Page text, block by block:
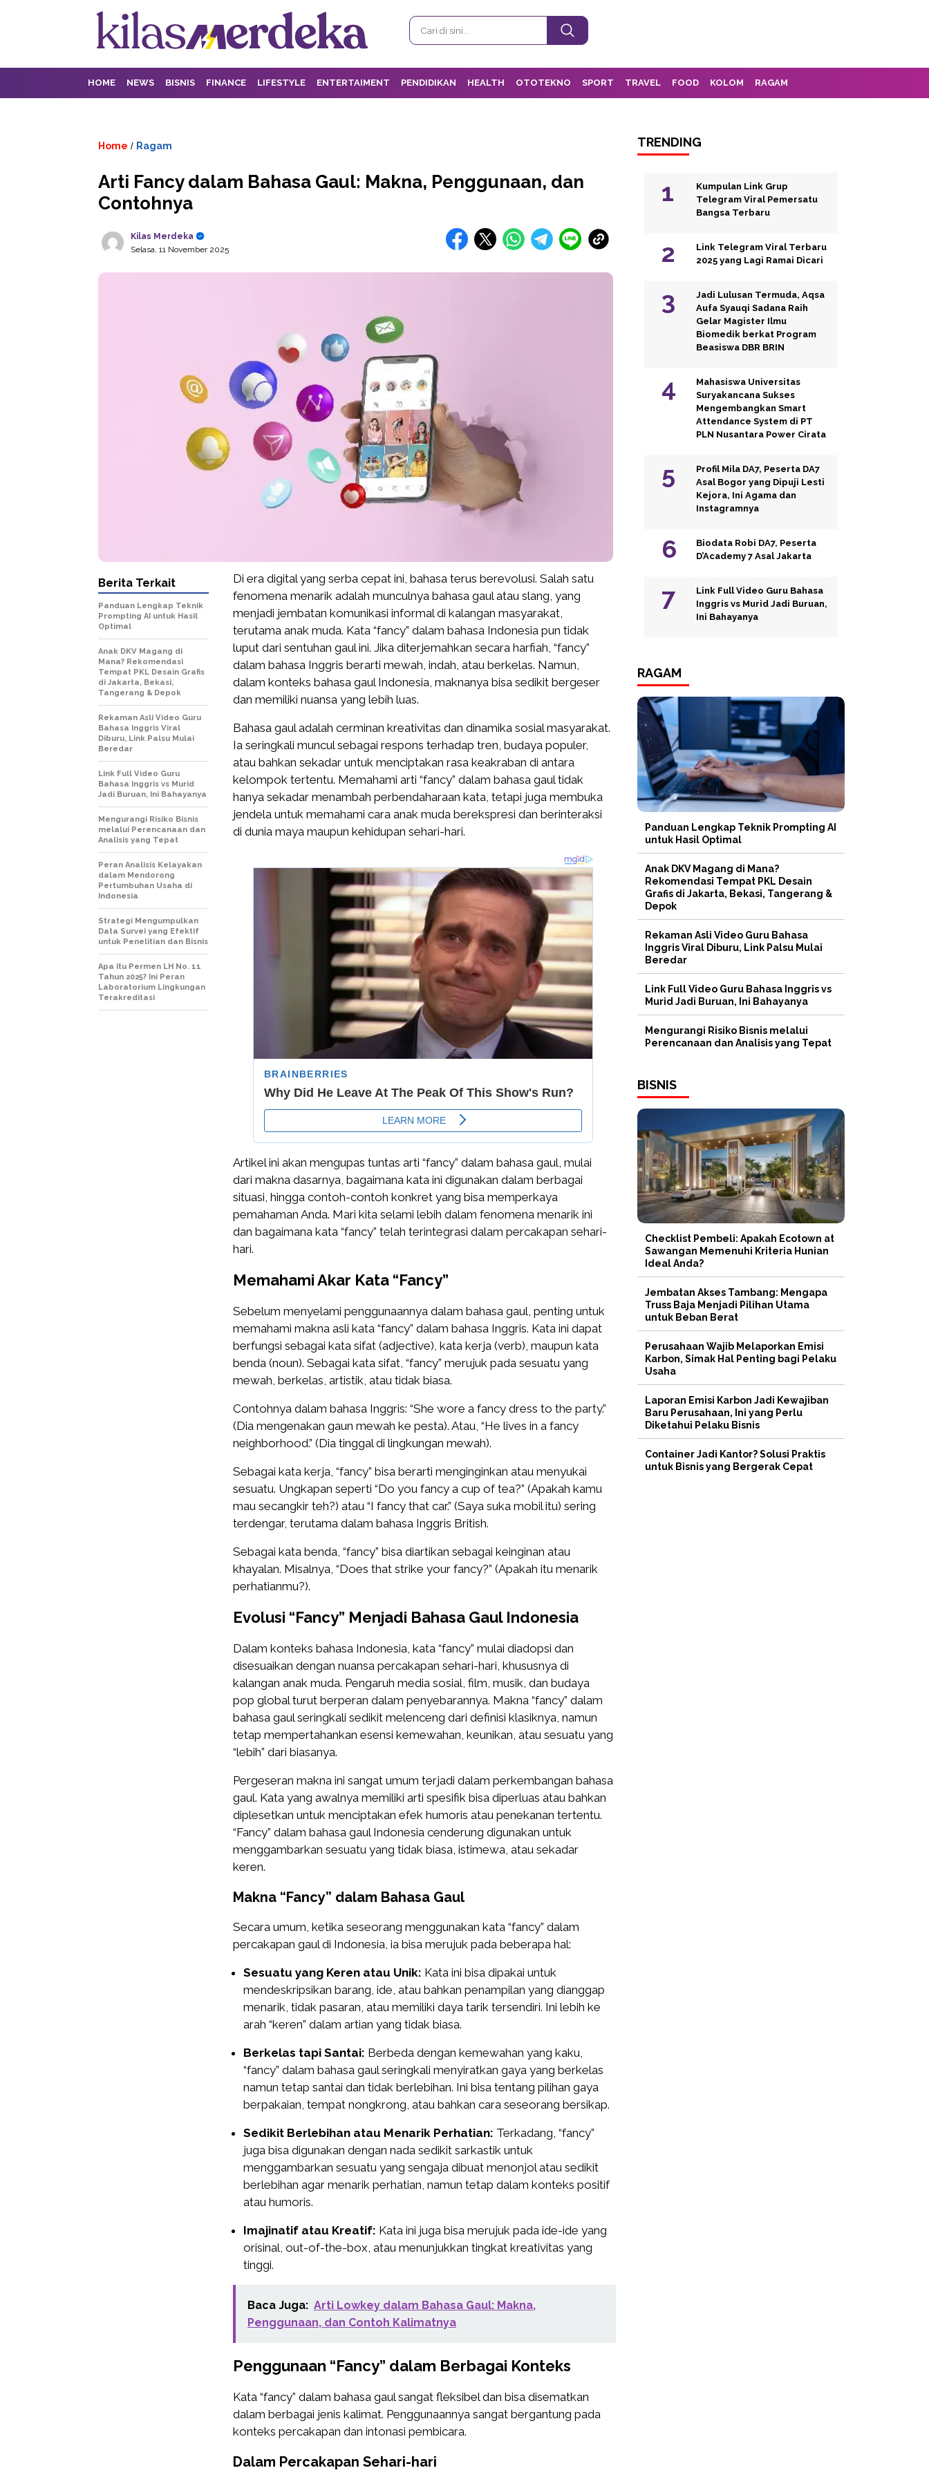
HOME NEWS BISNIS FINANCE LIFESTYLE ENTERTAIMENT PENDIDIKAN HEALTH OTOTEKNO SPORT TRAVEL FOOD KOLOM RAGAM
Home / Ragam
Arti Fancy dalam Bahasa Gaul: Makna, Penggunaan, dan
Contohnya
Kilas Merdeka
Selasa, 11 November 2025
Di era digital yang serba cepat ini, bahasa terus berevolusi. Salah satu
fenomena menarik adalah munculnya bahasa gaul atau slang, yang
menjadi jembatan komunikasi informal di kalangan masyarakat,
terutama anak muda. Kata “fancy” dalam bahasa Indonesia pun tidak
luput dari sentuhan gaul ini. Jika diterjemahkan secara harfiah, “fancy”
dalam bahasa Inggris berarti mewah, indah, atau berkelas. Namun,
dalam konteks bahasa gaul Indonesia, maknanya bisa sedikit bergeser
dan memiliki nuansa yang lebih luas.
Bahasa gaul adalah cerminan kreativitas dan dinamika sosial masyarakat.
Ia seringkali muncul sebagai respons terhadap tren, budaya populer,
atau bahkan sekadar untuk menciptakan rasa keakraban di antara
kelompok tertentu. Memahami arti “fancy” dalam bahasa gaul tidak
hanya sekadar menambah perbendaharaan kata, tetapi juga membuka
jendela untuk memahami cara anak muda berekspresi dan berinteraksi
di dunia maya maupun kehidupan sehari-hari.
Artikel ini akan mengupas tuntas arti “fancy” dalam bahasa gaul, mulai
dari makna dasarnya, bagaimana kata ini digunakan dalam berbagai
situasi, hingga contoh-contoh konkret yang bisa memperkaya
pemahaman Anda. Mari kita selami lebih dalam fenomena menarik ini
dan bagaimana kata “fancy” telah terintegrasi dalam percakapan sehari-
hari.
Memahami Akar Kata “Fancy”
Sebelum menyelami penggunaannya dalam bahasa gaul, penting untuk
memahami makna asli kata “fancy” dalam bahasa Inggris. Kata ini dapat
berfungsi sebagai kata sifat (adjective), kata kerja (verb), maupun kata
benda (noun). Sebagai kata sifat, “fancy” merujuk pada sesuatu yang
mewah, berkelas, artistik, atau tidak biasa.
Contohnya dalam bahasa Inggris: “She wore a fancy dress to the party.”
(Dia mengenakan gaun mewah ke pesta). Atau, “He lives in a fancy
neighborhood.” (Dia tinggal di lingkungan mewah).
Sebagai kata kerja, “fancy” bisa berarti menginginkan atau menyukai
sesuatu. Ungkapan seperti “Do you fancy a cup of tea?” (Apakah kamu
mau secangkir teh?) atau “I fancy that car.” (Saya suka mobil itu) sering
terdengar, terutama dalam bahasa Inggris British.
Sebagai kata benda, “fancy” bisa diartikan sebagai keinginan atau
khayalan. Misalnya, “Does that strike your fancy?” (Apakah itu menarik
perhatianmu?).
Evolusi “Fancy” Menjadi Bahasa Gaul Indonesia
Dalam konteks bahasa Indonesia, kata “fancy” mulai diadopsi dan
disesuaikan dengan nuansa percakapan sehari-hari, khususnya di
kalangan anak muda. Pengaruh media sosial, film, musik, dan budaya
pop global turut berperan dalam penyebarannya. Makna “fancy” dalam
bahasa gaul seringkali sedikit melenceng dari definisi klasiknya, namun
tetap mempertahankan esensi kemewahan, keunikan, atau sesuatu yang
“lebih” dari biasanya.
Pergeseran makna ini sangat umum terjadi dalam perkembangan bahasa
gaul. Kata yang awalnya memiliki arti spesifik bisa diperluas atau bahkan
diplesetkan untuk menciptakan efek humoris atau penekanan tertentu.
“Fancy” dalam bahasa gaul Indonesia cenderung digunakan untuk
menggambarkan sesuatu yang tidak biasa, istimewa, atau sekadar
keren.
Makna “Fancy” dalam Bahasa Gaul
Secara umum, ketika seseorang menggunakan kata “fancy” dalam
percakapan gaul di Indonesia, ia bisa merujuk pada beberapa hal:
Sesuatu yang Keren atau Unik: Kata ini bisa dipakai untuk
mendeskripsikan barang, ide, atau bahkan penampilan yang dianggap
menarik, tidak pasaran, atau memiliki daya tarik tersendiri. Ini lebih ke
arah “keren” dalam artian yang tidak biasa.
Berkelas tapi Santai: Berbeda dengan kemewahan yang kaku,
“fancy” dalam bahasa gaul seringkali menyiratkan gaya yang berkelas
namun tetap santai dan tidak berlebihan. Ini bisa tentang pilihan gaya
berpakaian, tempat nongkrong, atau bahkan cara seseorang bersikap.
Sedikit Berlebihan atau Menarik Perhatian: Terkadang, “fancy”
juga bisa digunakan dengan nada sedikit sarkastik untuk
menggambarkan sesuatu yang sengaja dibuat menonjol atau sedikit
berlebihan agar menarik perhatian, namun tetap dalam konteks positif
atau humoris.
Imajinatif atau Kreatif: Kata ini juga bisa merujuk pada ide-ide yang
orisinal, out-of-the-box, atau menunjukkan tingkat kreativitas yang
tinggi.
Baca Juga: Arti Lowkey dalam Bahasa Gaul: Makna,
Penggunaan, dan Contoh Kalimatnya
Penggunaan “Fancy” dalam Berbagai Konteks
Kata “fancy” dalam bahasa gaul sangat fleksibel dan bisa disematkan
dalam berbagai jenis kalimat. Penggunaannya sangat bergantung pada
konteks percakapan dan intonasi pembicara.
Dalam Percakapan Sehari-hari
Berita Terkait
Panduan Lengkap Teknik
Prompting AI untuk Hasil
Optimal
Anak DKV Magang di
Mana? Rekomendasi
Tempat PKL Desain Grafis
di Jakarta, Bekasi,
Tangerang & Depok
Rekaman Asli Video Guru
Bahasa Inggris Viral
Diburu, Link Palsu Mulai
Beredar
Link Full Video Guru
Bahasa Inggris vs Murid
Jadi Buruan, Ini Bahayanya
Mengurangi Risiko Bisnis
melalui Perencanaan dan
Analisis yang Tepat
Peran Analisis Kelayakan
dalam Mendorong
Pertumbuhan Usaha di
Indonesia
Strategi Mengumpulkan
Data Survei yang Efektif
untuk Penelitian dan Bisnis
Apa Itu Permen LH No. 11
Tahun 2025? Ini Peran
Laboratorium Lingkungan
Terakreditasi
TRENDING
Kumpulan Link Grup
Telegram Viral Pemersatu
Bangsa Terbaru
Link Telegram Viral Terbaru
2025 yang Lagi Ramai Dicari
Jadi Lulusan Termuda, Aqsa
Aufa Syauqi Sadana Raih
Gelar Magister Ilmu
Biomedik berkat Program
Beasiswa DBR BRIN
Mahasiswa Universitas
Suryakancana Sukses
Mengembangkan Smart
Attendance System di PT
PLN Nusantara Power Cirata
Profil Mila DA7, Peserta DA7
Asal Bogor yang Dipuji Lesti
Kejora, Ini Agama dan
Instagramnya
Biodata Robi DA7, Peserta
D’Academy 7 Asal Jakarta
Link Full Video Guru Bahasa
Inggris vs Murid Jadi Buruan,
Ini Bahayanya
RAGAM
Panduan Lengkap Teknik Prompting AI
untuk Hasil Optimal
Anak DKV Magang di Mana?
Rekomendasi Tempat PKL Desain
Grafis di Jakarta, Bekasi, Tangerang &
Depok
Rekaman Asli Video Guru Bahasa
Inggris Viral Diburu, Link Palsu Mulai
Beredar
Link Full Video Guru Bahasa Inggris vs
Murid Jadi Buruan, Ini Bahayanya
Mengurangi Risiko Bisnis melalui
Perencanaan dan Analisis yang Tepat
BISNIS
Checklist Pembeli: Apakah Ecotown at
Sawangan Memenuhi Kriteria Hunian
Ideal Anda?
Jembatan Akses Tambang: Mengapa
Truss Baja Menjadi Pilihan Utama
untuk Beban Berat
Perusahaan Wajib Melaporkan Emisi
Karbon, Simak Hal Penting bagi Pelaku
Usaha
Laporan Emisi Karbon Jadi Kewajiban
Baru Perusahaan, Ini yang Perlu
Diketahui Pelaku Bisnis
Container Jadi Kantor? Solusi Praktis
untuk Bisnis yang Bergerak Cepat